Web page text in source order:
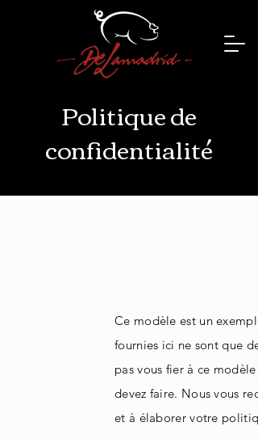
Politique de
confidentialité
Ce modèle est un
fournies ici ne sont que
pas vous fier à ce
devez faire. Nous vous
et à élaborer votre